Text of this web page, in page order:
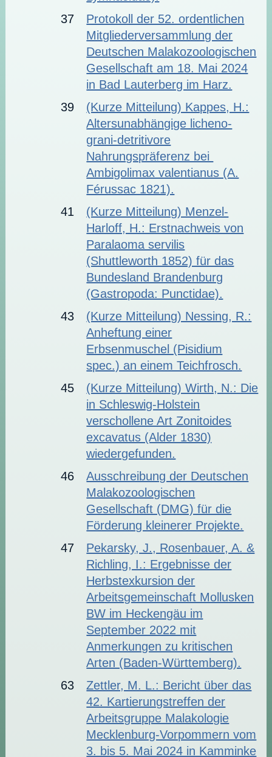
37
Protokoll der 52. ordentlichen
Mitgliederversammlung der
Deutschen Malakozoologischen
Gesellschaft am 18. Mai 2024
in Bad Lauterberg im Harz.
39
(Kurze Mitteilung) Kappes, H.:
Altersunabhängige licheno-
grani-detritivore
Nahrungspräferenz bei
Ambigolimax valentianus (A.
Férussac 1821).
41
(Kurze Mitteilung) Menzel-
Harloff, H.: Erstnachweis von
Paralaoma servilis
(Shuttleworth 1852) für das
Bundesland Brandenburg
(Gastropoda: Punctidae).
43
(Kurze Mitteilung) Nessing, R.:
Anheftung einer
Erbsenmuschel (Pisidium
spec.) an einem Teichfrosch.
45
(Kurze Mitteilung) Wirth, N.: Die
in Schleswig-Holstein
verschollene Art Zonitoides
excavatus (Alder 1830)
wiedergefunden.
46
Ausschreibung der Deutschen
Malakozoologischen
Gesellschaft (DMG) für die
Förderung kleinerer Projekte.
47
Pekarsky, J., Rosenbauer, A. &
Richling, I.: Ergebnisse der
Herbstexkursion der
Arbeitsgemeinschaft Mollusken
BW im Heckengäu im
September 2022 mit
Anmerkungen zu kritischen
Arten (Baden-Württemberg).
63
Zettler, M. L.: Bericht über das
42. Kartierungstreffen der
Arbeitsgruppe Malakologie
Mecklenburg-Vorpommern vom
3. bis 5. Mai 2024 in Kamminke